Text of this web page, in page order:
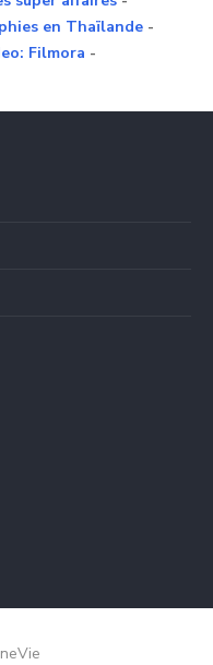
en Thaïlande -
Filmora -